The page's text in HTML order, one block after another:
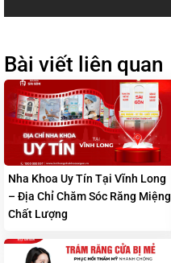
Bài viết liên quan
Nha Khoa Uy Tín Tại Vĩnh Long
– Địa Chỉ Chăm Sóc Răng Miệng
Chất Lượng